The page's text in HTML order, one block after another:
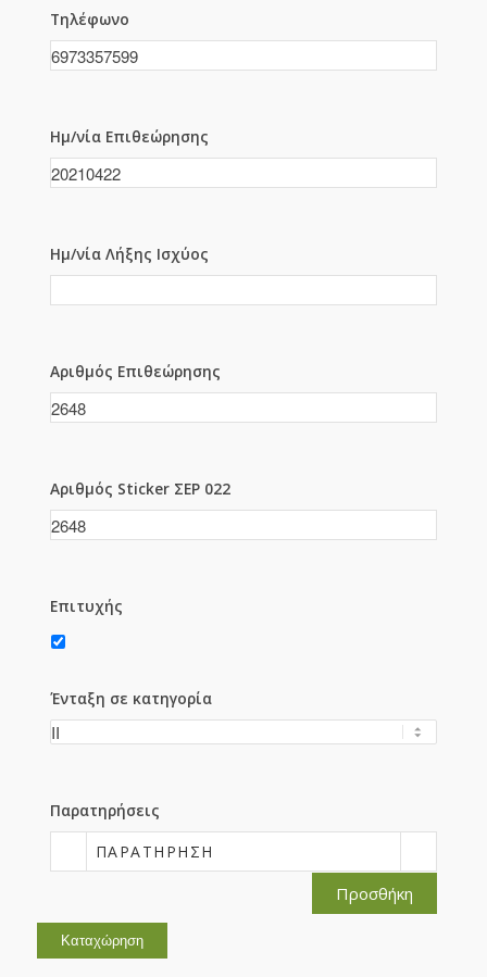
Τηλέφωνο
Ημ/νία Επιθεώρησης
Ημ/νία Λήξης Ισχύος
Αριθμός Επιθεώρησης
Αριθμός Sticker ΣΕΡ 022
Επιτυχής
Ένταξη σε κατηγορία
Παρατηρήσεις
ΠΑΡΑΤΉΡΗΣΗ
Προσθήκη